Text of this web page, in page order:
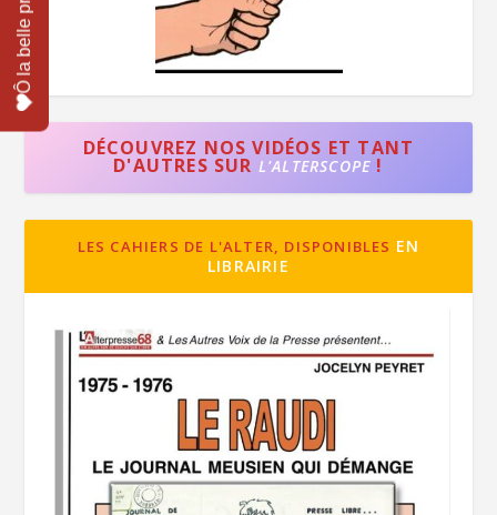
DÉCOUVREZ NOS VIDÉOS ET TANT
D'AUTRES SUR L'ALTERSCOPE !
LES CAHIERS DE L'ALTER, DISPONIBLES EN
LIBRAIRIE